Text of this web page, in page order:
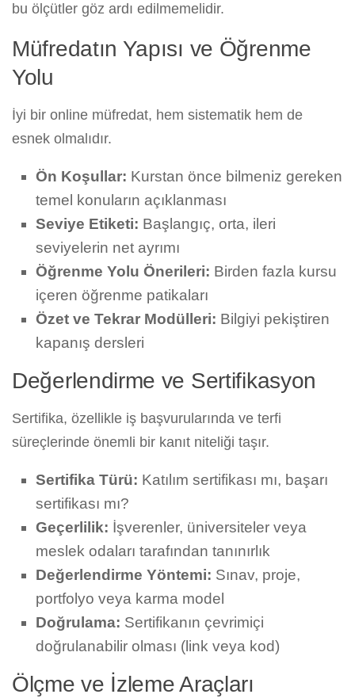
bu ölçütler göz ardı edilmemelidir.
Müfredatın Yapısı ve Öğrenme
Yolu
İyi bir online müfredat, hem sistematik hem de
esnek olmalıdır.
Ön Koşullar: Kurstan önce bilmeniz gereken
temel konuların açıklanması
Seviye Etiketi: Başlangıç, orta, ileri
seviyelerin net ayrımı
Öğrenme Yolu Önerileri: Birden fazla kursu
içeren öğrenme patikaları
Özet ve Tekrar Modülleri: Bilgiyi pekiştiren
kapanış dersleri
Değerlendirme ve Sertifikasyon
Sertifika, özellikle iş başvurularında ve terfi
süreçlerinde önemli bir kanıt niteliği taşır.
Sertifika Türü: Katılım sertifikası mı, başarı
sertifikası mı?
Geçerlilik: İşverenler, üniversiteler veya
meslek odaları tarafından tanınırlık
Değerlendirme Yöntemi: Sınav, proje,
portfolyo veya karma model
Doğrulama: Sertifikanın çevrimiçi
doğrulanabilir olması (link veya kod)
Ölçme ve İzleme Araçları